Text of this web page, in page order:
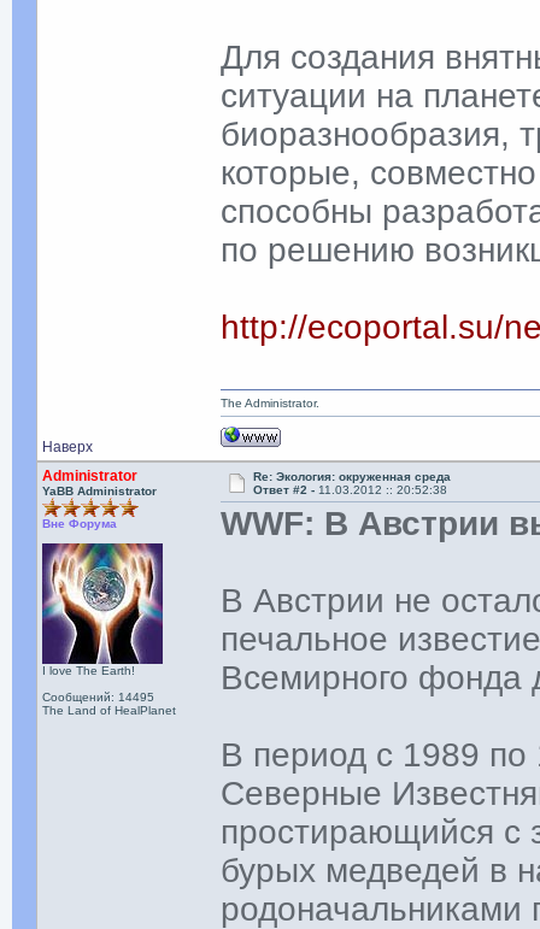
Для создания
ситуации на
биоразнообразия,
которые,
способны
по решению
http://ecoportal.su/
Наверх
The Administrator.
Administrator
YaBB Administrator
Вне Форума
I love The Earth!
Сообщений: 14495
The Land of HealPlanet
Re: Экология: окруженная среда
Ответ #2 - 11.03.2012 :: 20:52:38
WWF: В Австрии
В Австрии не
печальное
Всемирного фонда
В период с 1989 по
Северные
простирающийся с
бурых медведей в
родоначальниками